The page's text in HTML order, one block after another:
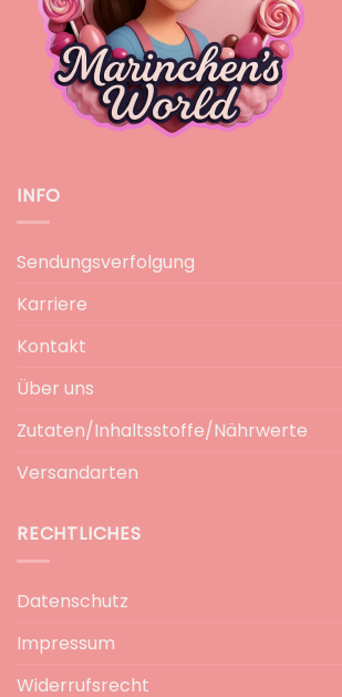
INFO
Sendungsverfolgung
Karriere
Kontakt
Über uns
Zutaten/Inhaltsstoffe/Nährwerte
Versandarten
RECHTLICHES
Datenschutz
Impressum
Widerrufsrecht